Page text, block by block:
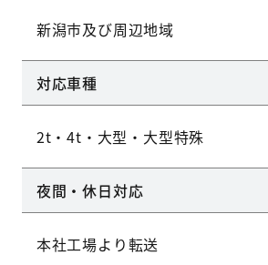
新潟市及び周辺地域
対応車種
2t・4t・大型・大型特殊
夜間・休日対応
本社工場より転送